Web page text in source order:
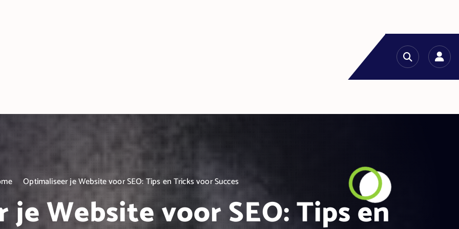
Optimaliseer je Website voor SEO: Tips en Tricks voor Succes
Website voor SEO: Tips en